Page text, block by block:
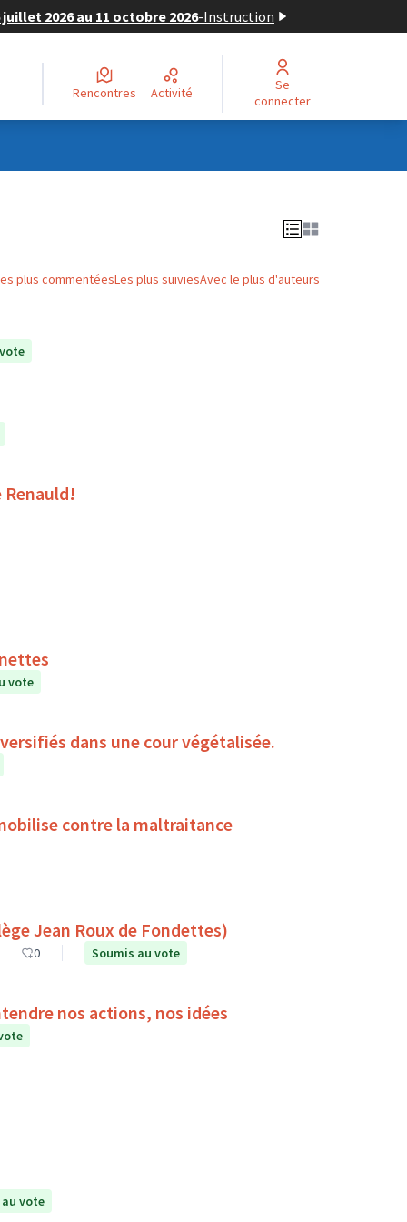
2026 au 11 octobre 2026-Instruction
Rencontres Activité
Se
connecter
plus commentéesLes plus suiviesAvec le plus d'auteurs
Renauld!
vote
dans une cour végétalisée.
contre la maltraitance
espaces de lecture à l’extérieur (Collège Jean Roux de Fondettes)
0 Soumis au vote
nos actions, nos idées
vote